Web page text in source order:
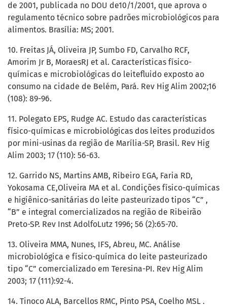
de 2001, publicada no DOU de10/1/2001, que aprova o
regulamento técnico sobre padrões microbiológicos para
alimentos. Brasília: MS; 2001.
10. Freitas JÁ, Oliveira JP, Sumbo FD, Carvalho RCF,
Amorim Jr B, MoraesRJ et al. Características físico-
químicas e microbiológicas do leitefluido exposto ao
consumo na cidade de Belém, Pará. Rev Hig Alim 2002;16
(108): 89-96.
11. Polegato EPS, Rudge AC. Estudo das características
físico-químicas e microbiológicas dos leites produzidos
por mini-usinas da região de Marília-SP, Brasil. Rev Hig
Alim 2003; 17 (110): 56-63.
12. Garrido NS, Martins AMB, Ribeiro EGA, Faria RD,
Yokosama CE,Oliveira MA et al. Condições físico-químicas
e higiênico-sanitárias do leite pasteurizado tipos “C” ,
“B” e integral comercializados na região de Ribeirão
Preto-SP. Rev Inst AdolfoLutz 1996; 56 (2):65-70.
13. Oliveira MMA, Nunes, IFS, Abreu, MC. Análise
microbiológica e físico-química do leite pasteurizado
tipo “C” comercializado em Teresina-PI. Rev Hig Alim
2003; 17 (111):92-4.
14. Tinoco ALA, Barcellos RMC, Pinto PSA, Coelho MSL .